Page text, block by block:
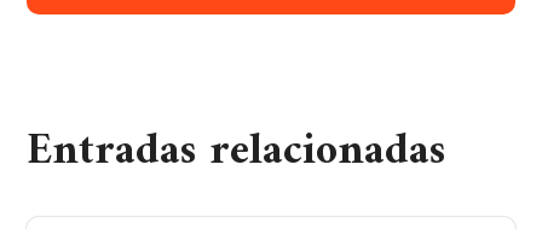
Entradas relacionadas